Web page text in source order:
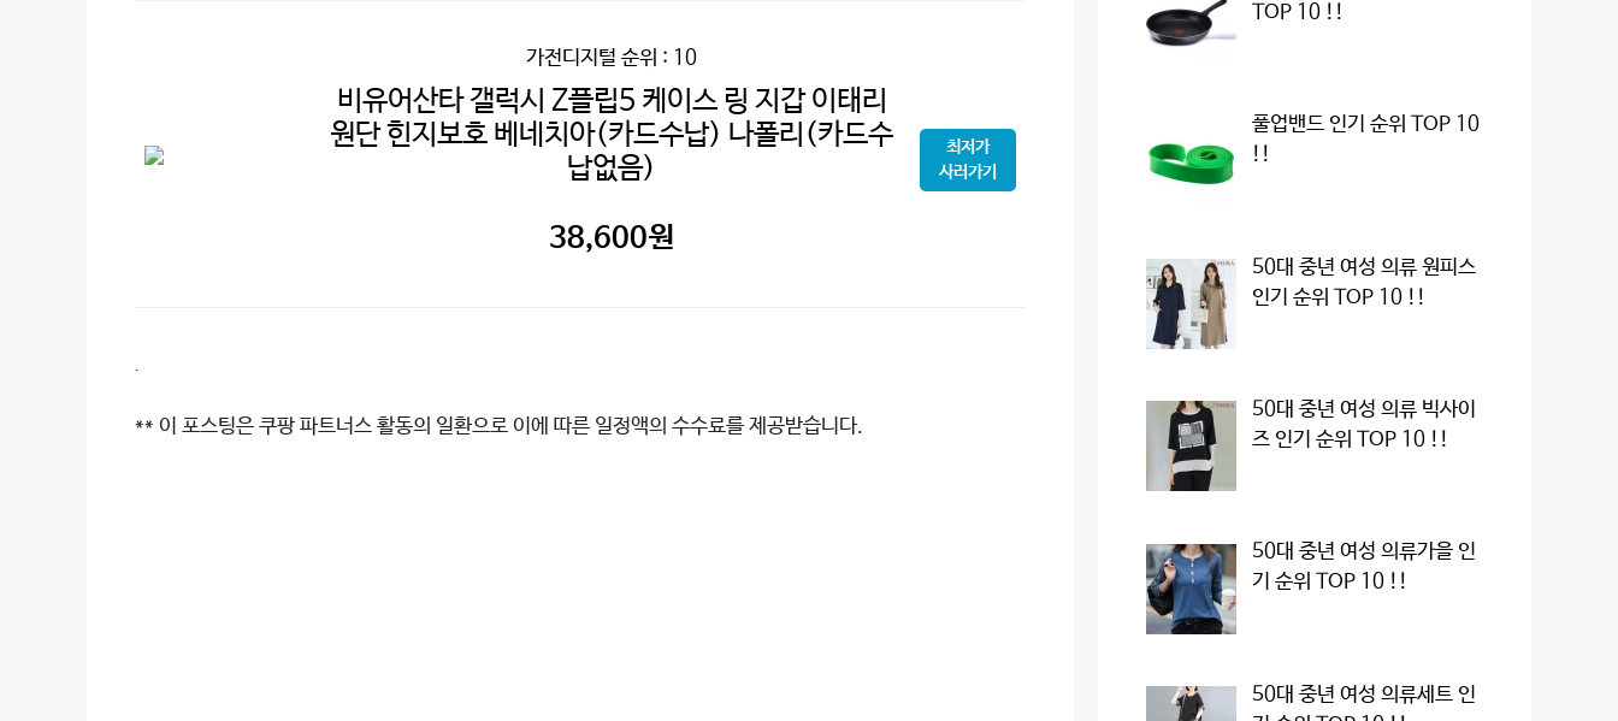
가전디지털 순위 : 10
비유어산타 갤럭시 Z플립5 케이스 링 지갑 이태리
원단 힌지보호 베네치아(카드수납) 나폴리(카드수
납없음)
38,600원
최저가
사러가기
.
** 이 포스팅은 쿠팡 파트너스 활동의 일환으로 이에 따른 일정액의 수수료를 제공받습니다.
TOP 10 !!
풀업밴드 인기 순위 TOP 10
!!
50대 중년 여성 의류 원피스
인기 순위 TOP 10 !!
50대 중년 여성 의류 빅사이
즈 인기 순위 TOP 10 !!
50대 중년 여성 의류가을 인
기 순위 TOP 10 !!
50대 중년 여성 의류세트 인